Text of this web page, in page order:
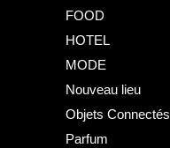
FOOD
HOTEL
MODE
Nouveau lieu
Objets Connectés
Parfum